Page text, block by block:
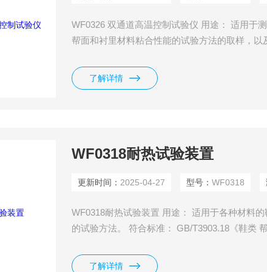
WF0326 双通道高温控制试验仪 用途： 适用于
帮面和衬里材料粘合性能的试验方法的取样，
了解详情
WF0318耐热试验装置
更新时间： 2025-04-27 型号：WF0318
WF0318耐热试验装置 用途： 适用于各种材料
的试验方法。 符合标准： GB/T3903.18《鞋类
了解详情